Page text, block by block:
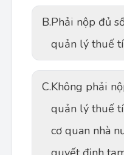
B.Phải nộp đủ
quản lý thuế
C.Không phải
quản lý thuế
cơ quan nhà